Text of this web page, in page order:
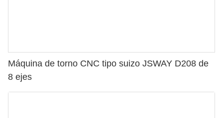
Máquina de torno CNC tipo suizo JSWAY D208 de
8 ejes